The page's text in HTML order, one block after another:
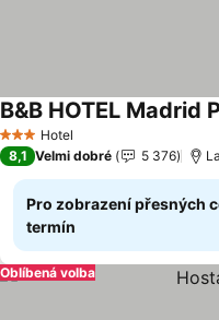
3 Počet hvězdiček
Hotel
B&B HOTEL Madrid
8,1 Velmi dobré 5 376
Pro zobrazení přesných
termín
Oblíbená volba